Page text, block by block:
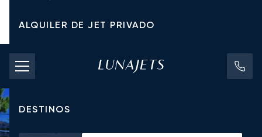
ALQUILER DE JET PRIVADO
TARIFAS DE CHÁRTER
JETS PRIVADOS
DESTINOS